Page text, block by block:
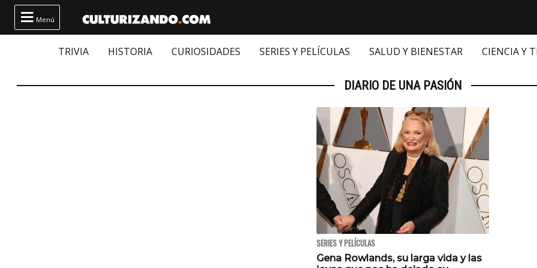
 Menú
TRIVIA HISTORIA CURIOSIDADES SERIES Y PELÍCULAS SALUD Y BIENESTAR CIENCIA Y
DIARIO DE UNA PASIÓN
SERIES Y PELÍCULAS
Gena Rowlands, su larga vida y las